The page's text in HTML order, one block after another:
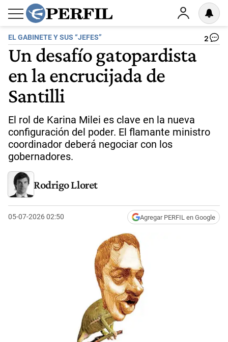
EL GABINETE Y SUS “JEFES” 2
Un desafío gatopardista
en la encrucijada de
Santilli
El rol de Karina Milei es clave en la nueva
configuración del poder. El flamante ministro
coordinador deberá negociar con los
gobernadores.
Rodrigo Lloret
05-07-2026 02:50 Agregar PERFIL en Google